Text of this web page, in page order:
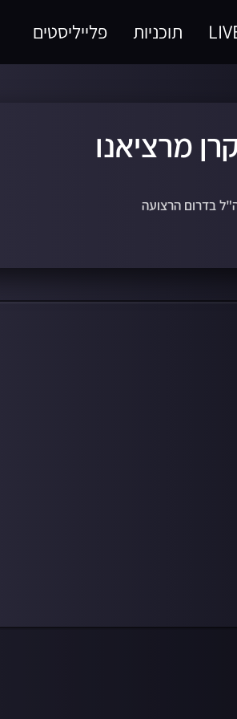
תוכניות פלייליסטים
מרציאנו
בדרום הרצועה